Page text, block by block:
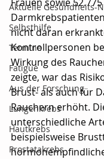
Aktuelle Gesundheits-
Selbsthilfe
Termine
Fatigue
Aus der Forschung
Lungenkrebs
Hautkrebs
Prostatakrebs
nicht daran
Kontrollpersonen
Wirkung des
zeigte, war das
Brust- als auch für
Rauchern erhöht.
unterschiedliche
beispielsweise